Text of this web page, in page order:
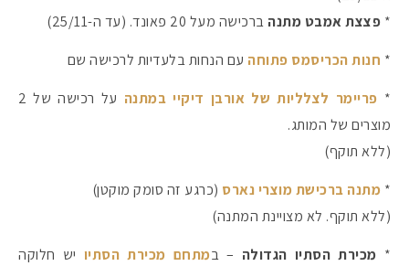
* פצצת אמבט מתנה ברכישה מעל 20 פאונד. (עד ה-25/11)
* חנות הכריסמס פתוחה עם הנחות בלעדיות לרכישה שם
* פריימר לצלליות של אורבן דיקיי במתנה
על רכישה של 2
מוצרים של המותג.
(ללא תוקף)
* מתנה ברכישת מוצרי נארס (כרגע זה סומק מוקטן)
(ללא תוקף. לא מצויינת המתנה)
* מכירת הסתיו הגדולה – במתחם מכירת הסתיו יש חלוקה